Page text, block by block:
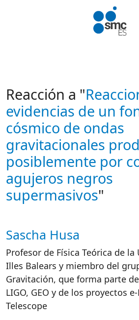
Pasar al contenido principal
Reacción a "
evidencias de un
cósmico de ondas
gravitacionales
posiblemente por
agujeros negros
supermasivos"
Autor/es reacciones
Sascha Husa
Profesor de Física Teórica de
Illes Balears y miembro del
Gravitación, que forma parte
LIGO, GEO y de los proyectos
Telescope